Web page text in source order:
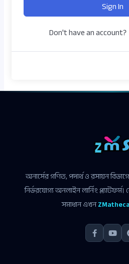
Sign In
Don't have an account?
অনার্সের গণিত, পদার্থ ও রসায়ন
নির্ভরযোগ্য অনলাইন লার্নিং
সমাধান এখন